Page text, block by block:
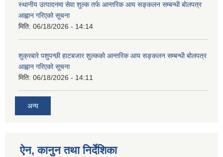
स्थानीय उत्पादनमा सेवा शुल्क तर्फ आन्तरिक आय सङ्कलन सम्बन्धी बोलपत्र
आह्वान गरिएको सूचना
मिति: 06/18/2026 - 14:14
शुक्रबारे पशुपन्छी हाटबजार शुल्कको आन्तरिक आय सङ्कलन सम्बन्धी बोलपत्र
आह्वान गरिएको सूचना
मिति: 06/18/2026 - 14:11
अन्य
ऐन, कानुन तथा निर्देशिका